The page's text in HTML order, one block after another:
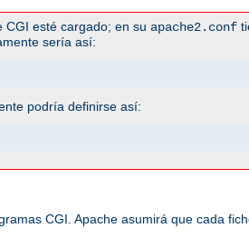
CGI esté cargado; en su apache2.conf
sería así:
podría definirse así:
CGI. Apache asumirá que cada